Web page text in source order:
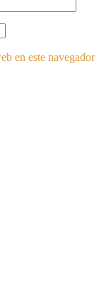
en este navegador